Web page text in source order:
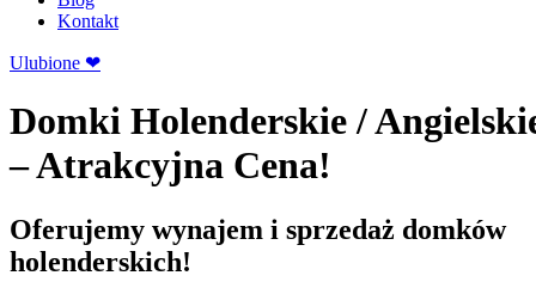
Kontakt
Ulubione ❤
Domki Holenderskie/
– Atrakcyjna Cena!
Oferujemy wynajem i sprzedaż domków
holenderskich!